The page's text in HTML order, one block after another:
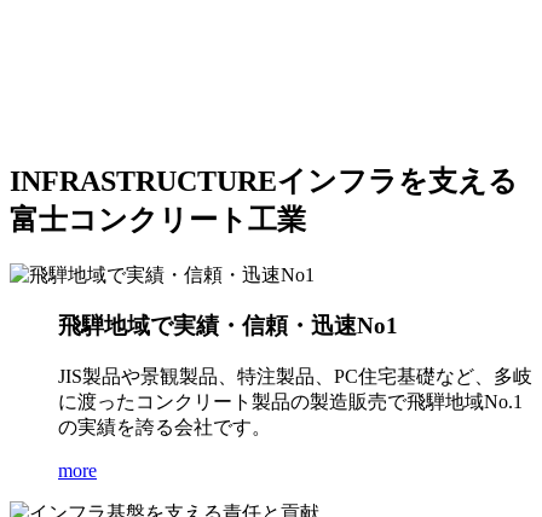
INFRASTRUCTUREインフラを支える
富士コンクリート工業
飛騨地域で実績・信頼・迅速No1
JIS製品や景観製品、特注製品、PC住宅基礎など、多岐
に渡ったコンクリート製品の製造販売で飛騨地域No.1
の実績を誇る会社です。
more